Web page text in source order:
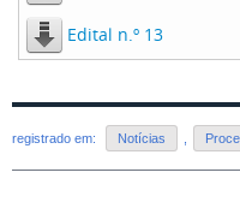
Edital n.º 13
registrado em: Notícias